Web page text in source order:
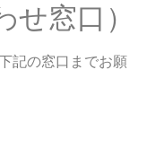
窓口）
記の窓口までお願